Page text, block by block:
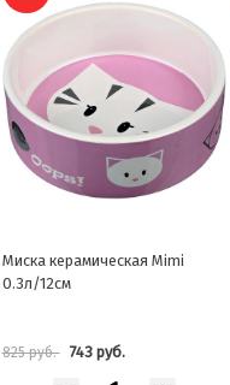
Миска металлическая на
подставке, 2*0,4л
865 руб. 779 руб.